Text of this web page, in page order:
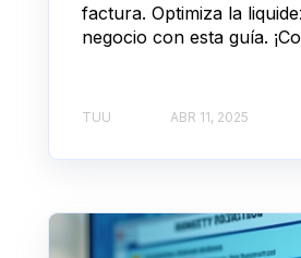
factura. Optimiza la
negocio con esta guía.
TUU ABR 11, 2025